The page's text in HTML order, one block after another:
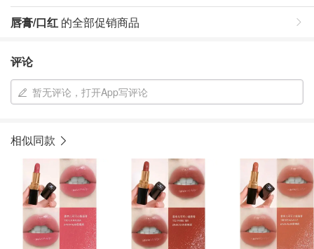
唇膏/口红 的全部促销商品
评论
暂无评论，打开App写评论
相似同款